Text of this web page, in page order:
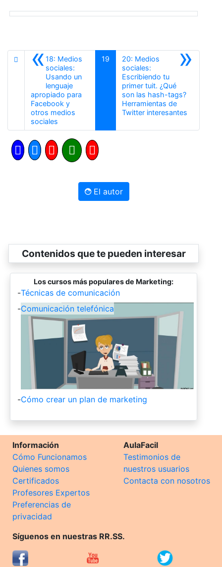
«18: Medios
sociales:
Usando un
lenguaje
apropiado para
Facebook y
otros medios
sociales
19 »
20: Medios
sociales:
Escribiendo tu
primer tuit. ¿Qué
son las hash-tags?
Herramientas de
Twitter interesantes
El autor
Contenidos que te pueden interesar
Los cursos más populares de Marketing:
-Técnicas de comunicación
-Comunicación telefónica
-Cómo crear un plan de marketing
Información
Cómo Funcionamos
Quienes somos
Certificados
Profesores Expertos
Preferencias de
privacidad
AulaFacil
Testimonios de
nuestros usuarios
Contacta con nosotros
Síguenos en nuestras RR.SS.